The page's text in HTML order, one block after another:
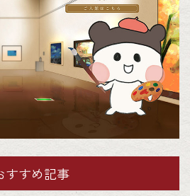
すすめ記事